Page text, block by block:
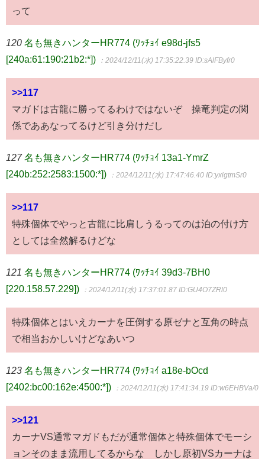
って
120 名も無きハンターHR774 (ﾜｯﾁｮｲ e98d-jfs5
[240a:61:190:21b2:*])
：2024/12/11(水) 17:35:22.39 ID:sAlFByfr0
>>117
マガドは古龍に勝ってるわけではないぞ 操竜判定の関
係でああなってるけど引き分けだし
127 名も無きハンターHR774 (ﾜｯﾁｮｲ 13a1-YmrZ
[240b:252:2583:1500:*])
：2024/12/11(水) 17:47:46.40 ID:yxigtmSr0
>>117
特殊個体でやっと古龍に比肩しうるってのは泊の付け方
としては全然解るけどな
121 名も無きハンターHR774 (ﾜｯﾁｮｲ 39d3-7BH0
[220.158.57.229])
：2024/12/11(水) 17:37:01.87 ID:GU4O7ZRl0
特殊個体とはいえカーナを圧倒する原ゼナと互角の時点
で相当おかしいけどなあいつ
123 名も無きハンターHR774 (ﾜｯﾁｮｲ a18e-bOcd
[2402:bc00:162e:4500:*])
：2024/12/11(水) 17:41:34.19 ID:w6EHBVa/0
>>121
カーナVS通常マガドもだが通常個体と特殊個体でモーシ
ョンそのまま流用してるからな しかし原初VSカーナは